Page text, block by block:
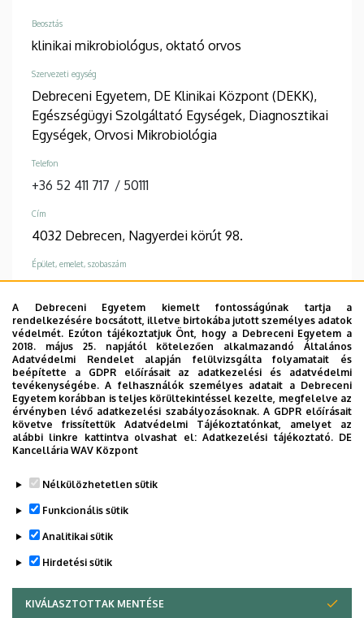
A Debreceni Egyetem kiemelt fontosságúnak tartja a
rendelkezésére bocsátott, illetve birtokába jutott személyes adatok
védelmét. Ezúton tájékoztatjuk Önt, hogy a Debreceni Egyetem a
2018. május 25. napjától kötelezően alkalmazandó Általános
Adatvédelmi Rendelet alapján felülvizsgálta folyamatait és
beépítette a GDPR előírásait az adatkezelési és adatvédelmi
tevékenységébe. A felhasználók személyes adatait a Debreceni
Egyetem korábban is teljes körültekintéssel kezelte, megfelelve az
érvényben lévő adatkezelési szabályozásoknak. A GDPR előírásait
követve frissítettük Adatvédelmi Tájékoztatónkat, amelyet az
alábbi linkre kattintva olvashat el:Adatkezelési tájékoztató. DE
Kancellária WAV Központ
Nélkülözhetetlen sütik
Funkcionális sütik
Analitikai sütik
Hirdetési sütik
KIVÁLASZTOTTAK MENTÉSE
WITHDRAW CONSENT
Beosztás
klinikai mikrobiológus, oktató orvos
Szervezeti egység
Debreceni Egyetem, DE Klinikai Központ (DEKK),
Egészségügyi Szolgáltató Egységek, Diagnosztikai
Egységek, Orvosi Mikrobiológia
Telefon
+36 52 411 717 / 50111
Cím
4032 Debrecen, Nagyerdei körút 98.
Épület, emelet, szobaszám
In Vitro Diagnosztikai Tömb, 2. emelet, 2.6.6
TUDÓSTÉR WEBSITE
Információk
Végzettség
molekuláris biológus